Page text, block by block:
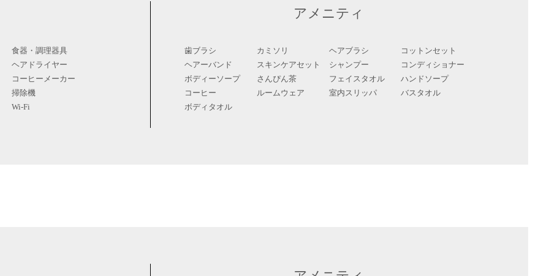
食器・調理器具
ヘアドライヤー
コーヒーメーカー
掃除機
Wi-Fi
アメニティ
歯ブラシ カミソリ ヘアブラシ
コットンセット
ヘアーバンド
スキンケアセット シャンプー
コンディショナー
ボディーソープ
さんぴん茶 フェイスタオル
ハンドソープ
コーヒー
ルームウェア 室内スリッパ
バスタオル
ボディタオル